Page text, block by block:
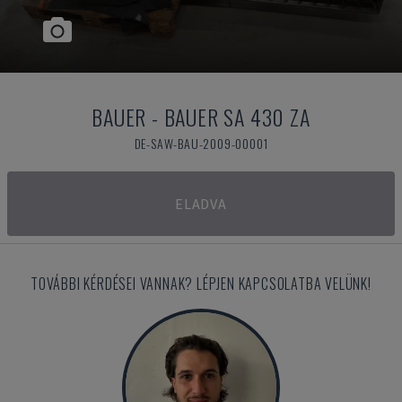
BAUER - BAUER SA 430 ZA
DE-SAW-BAU-2009-00001
ELADVA
TOVÁBBI KÉRDÉSEI VANNAK? LÉPJEN KAPCSOLATBA VELÜNK!